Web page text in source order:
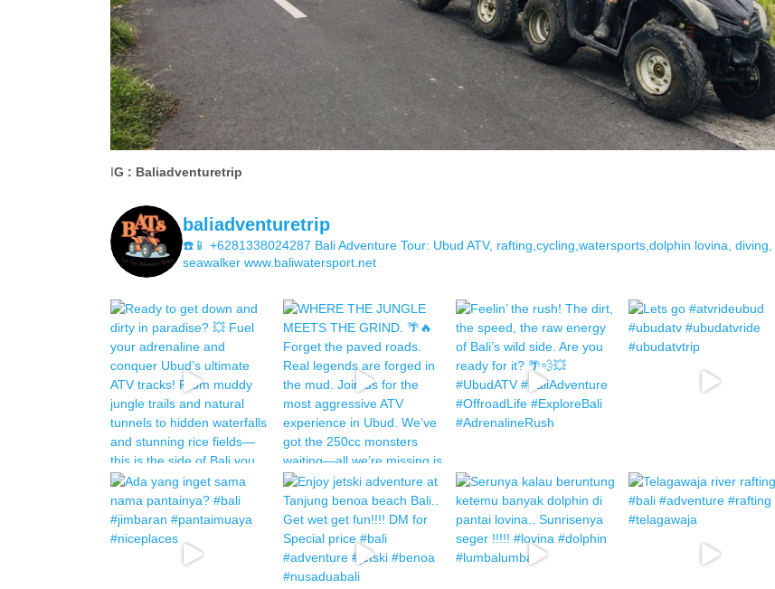
IG : Baliadventuretrip
baliadventuretrip
☎️📱 +6281338024287 Bali Adventure Tour: Ubud ATV, rafting,cycling,watersports,dolphin lovina, diving,
seawalker www.baliwatersport.net